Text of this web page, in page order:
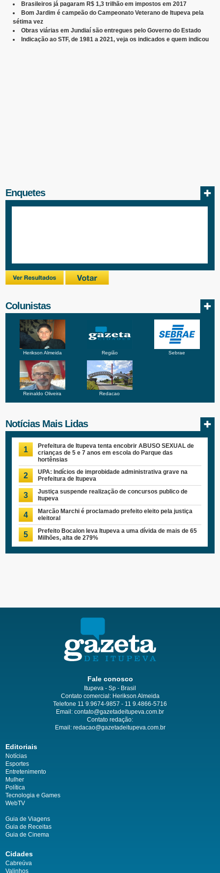
Brasileiros já pagaram R$ 1,3 trilhão em impostos em 2017
Bom Jardim é campeão do Campeonato Veterano de Itupeva pela
sétima vez
Obras viárias em Jundiaí são entregues pelo Governo do Estado
Indicação ao STF, de 1981 a 2021, veja os indicados e quem indicou
Enquetes
Colunistas
Herikson Almeida Região Sebrae
Reinaldo Oliveira Redacao
Notícias Mais Lidas
1
Prefeitura de Itupeva tenta encobrir ABUSO SEXUAL de
crianças de 5 e 7 anos em escola do Parque das
hortênsias
2
UPA: Indícios de improbidade administrativa grave na
Prefeitura de Itupeva
3
Justiça suspende realização de concursos publico de
Itupeva
4
Marcão Marchi é proclamado prefeito eleito pela justiça
eleitoral
5
Prefeito Bocalon leva Itupeva a uma dívida de mais de 65
Milhões, alta de 279%
Fale conosco
Itupeva - Sp - Brasil
Contato comercial: Herikson Almeida
Telefone 11 9.9674-9857 - 11 9.4866-5716
Email: contato@gazetadeitupeva.com.br
Contato redação:
Email: redacao@gazetadeitupeva.com.br
Editoriais
Notícias
Esportes
Entretenimento
Mulher
Política
Tecnologia e Games
WebTV
Guia de Viagens
Guia de Receitas
Guia de Cinema
Cidades
Cabreúva
Valinhos